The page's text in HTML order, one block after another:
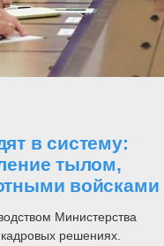
в систему:
тылом,
войсками
Министерства
решениях.